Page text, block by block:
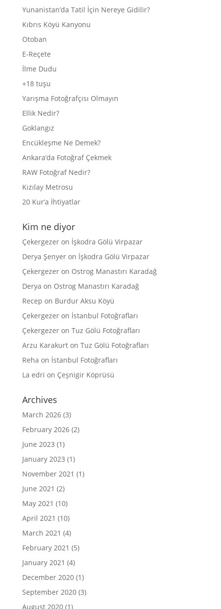
Yunanistan’da Tatil İçin Nereye Gidilir?
Kıbrıs Köyü Kanyonu
Otoban
E-Reçete
İlme Dudu
+18 tuşu
Yarışma Fotoğrafçısı Olmayın
Ellik Nedir?
Goklangız
Encükleşme Ne Demek?
Ankara’da Fotoğraf Çekmek
RAW Fotoğraf Nedir?
Kızılay Metrosu
20 Kur’a İhtiyatlar
Kim ne diyor
Çekergezeron İşkodra Gölü Virpazar
Derya Şenyeron İşkodra Gölü Virpazar
Çekergezeron Ostrog Manastırı Karadağ
Derya on Ostrog Manastırı Karadağ
Recep on Burdur Aksu Köyü
Çekergezeron İstanbul Fotoğrafları
Çekergezeron Tuz Gölü Fotoğrafları
Arzu Karakurton Tuz Gölü Fotoğrafları
Reha on İstanbul Fotoğrafları
La edri on Çeşnigir Köprüsü
Archives
March 2026(3)
February 2026(2)
June 2023 (1)
January 2023 (1)
November 2021 (1)
June 2021 (2)
May 2021 (10)
April 2021 (10)
March 2021 (4)
February 2021 (5)
January 2021 (4)
December 2020(1)
September 2020(3)
August 2020(1)